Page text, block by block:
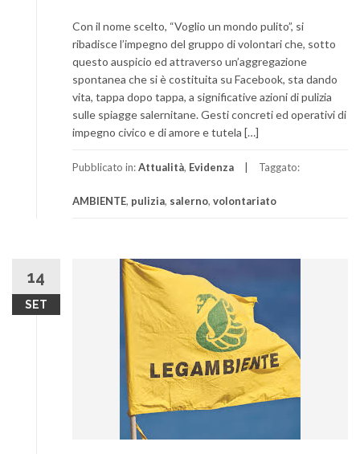
Con il nome scelto, “Voglio un mondo pulito”, si
ribadisce l’impegno del gruppo di volontari che, sotto
questo auspicio ed attraverso un’aggregazione
spontanea che si è costituita su Facebook, sta dando
vita, tappa dopo tappa, a significative azioni di pulizia
sulle spiagge salernitane. Gesti concreti ed operativi di
impegno civico e di amore e tutela […]
Pubblicato in:Attualità, Evidenza Taggato:
AMBIENTE, pulizia, salerno, volontariato
14
SET